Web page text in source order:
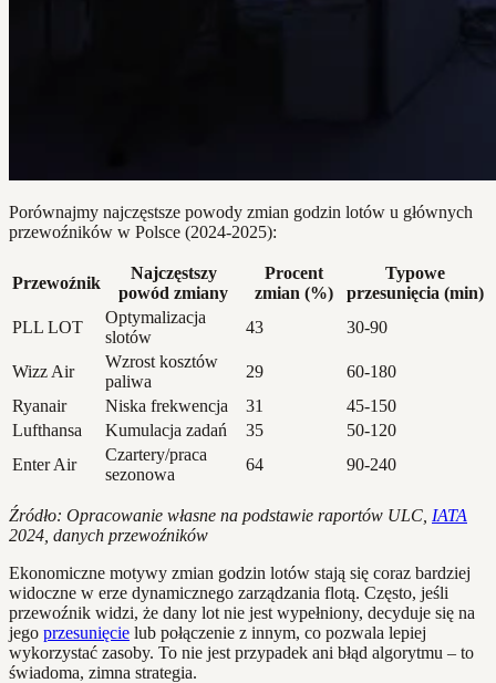
Porównajmy najczęstsze powody zmian godzin lotów u głównych
przewoźników w Polsce (2024-2025):
Przewoźnik
Najczęstszy
powód zmiany
Procent
zmian (%)
Typowe
przesunięcia (min)
PLL LOT
Optymalizacja
slotów
43 30-90
Wizz Air
Wzrost kosztów
paliwa
29
60-180
Ryanair
Niska frekwencja 31
45-150
Lufthansa
Kumulacja zadań 35
50-120
Enter Air
Czartery/praca
sezonowa
64 90-240
Źródło: Opracowanie własne na podstawie raportów ULC, IATA
2024, danych przewoźników
Ekonomiczne motywy zmian godzin lotów stają się coraz bardziej
widoczne w erze dynamicznego zarządzania flotą. Często, jeśli
przewoźnik widzi, że dany lot nie jest wypełniony, decyduje się na
jego przesunięcie lub połączenie z innym, co pozwala lepiej
wykorzystać zasoby. To nie jest przypadek ani błąd algorytmu – to
świadoma, zimna strategia.